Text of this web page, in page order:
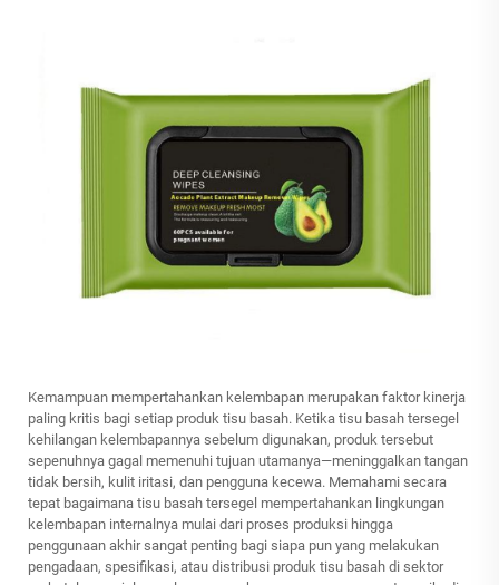
Kemampuan mempertahankan kelembapan merupakan faktor kinerja
paling kritis bagi setiap produk tisu basah. Ketika tisu basah tersegel
kehilangan kelembapannya sebelum digunakan, produk tersebut
sepenuhnya gagal memenuhi tujuan utamanya—meninggalkan tangan
tidak bersih, kulit iritasi, dan pengguna kecewa. Memahami secara
tepat bagaimana tisu basah tersegel mempertahankan lingkungan
kelembapan internalnya mulai dari proses produksi hingga
penggunaan akhir sangat penting bagi siapa pun yang melakukan
pengadaan, spesifikasi, atau distribusi produk tisu basah di sektor